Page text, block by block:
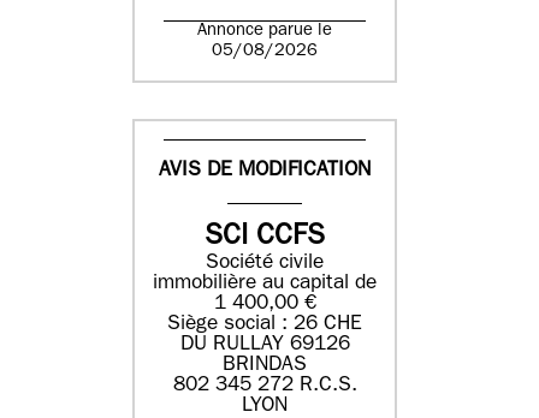
Annonce parue le
05/08/2026
AVIS DE MODIFICATION
SCI CCFS
Société civile
immobilière au capital de
1 400,00 €
Siège social : 26 CHE
DU RULLAY 69126
BRINDAS
802 345 272 R.C.S.
LYON